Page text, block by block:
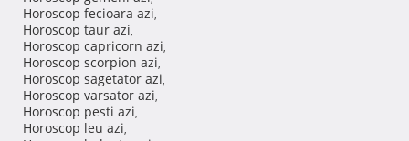
Horoscop fecioara azi,
Horoscop taur azi,
Horoscop capricorn azi,
Horoscop scorpion azi,
Horoscop sagetator azi,
Horoscop varsator azi,
Horoscop pesti azi,
Horoscop leu azi,